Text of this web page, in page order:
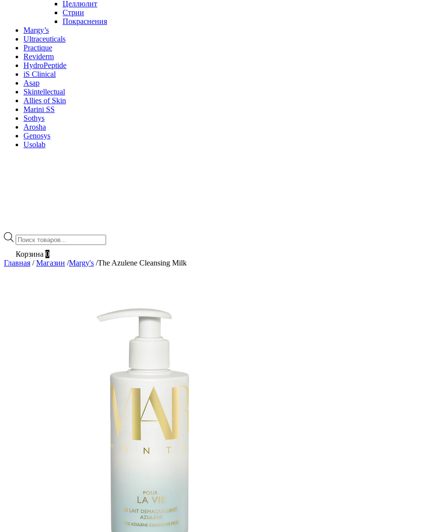
Целлюлит
Стрии
Покраснения
Margy’s
Ultraceuticals
Practique
Reviderm
HydroPeptide
iS Clinical
Asap
Skintellectual
Allies of Skin
Marini SS
Sothys
Arosha
Genosys
Usolab
Поиск
товаров
Корзина 0
Главная / Магазин /Margy's /The Azulene Cleansing Milk